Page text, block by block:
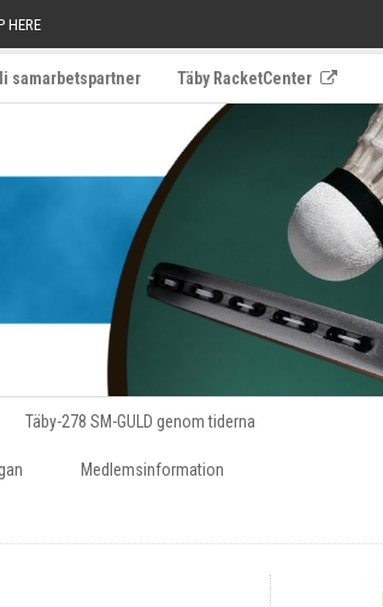
HERE
samarbetspartner Täby RacketCenter
Täby-278 SM-GULD genom tiderna
Medlemsinformation